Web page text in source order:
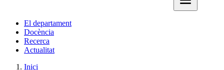
El departament
Docència
Recerca
Actualitat
Inici